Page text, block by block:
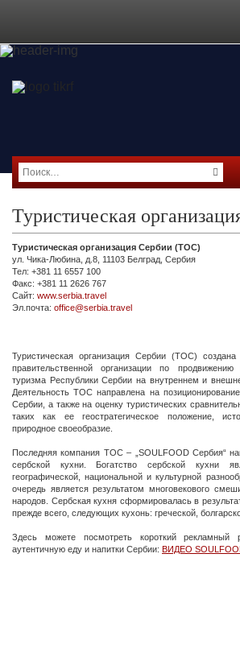
Туристическая
Туристическая организация Сербии (ТОС)
ул. Чика-Любина, д.8, 11103 Белград, Сербия
Тел: +381 11 6557 100
Факс: +381 11 2626 767
Сайт: www.serbia.travel
Эл.почта: office@serbia.travel
Туристическая организация Сербии (ТОС)
правительственной организации по
туризма Республики Сербии на внутреннем и
Деятельность ТОС направлена на позиционирование
Сербии, а также на оценку туристических
таких как ее геостратегическое положение,
природное своеобразие.
Последняя компания ТОС – „SOULFOOD Сербия“
сербской кухни. Богатство сербской кухни
географической, национальной и культурной
очередь является результатом многовекового
народов. Сербская кухня сформировалась в
прежде всего, следующих кухонь: греческой,
Здесь можете посмотреть короткий рекламный
аутентичную еду и напитки Сербии: ВИДЕО